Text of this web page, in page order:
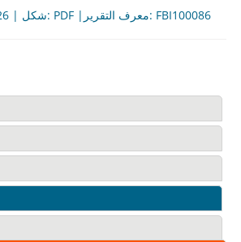
آخر تحديث: July 20, 2026 | شكل: PDF |معرف التقرير: FBI100086